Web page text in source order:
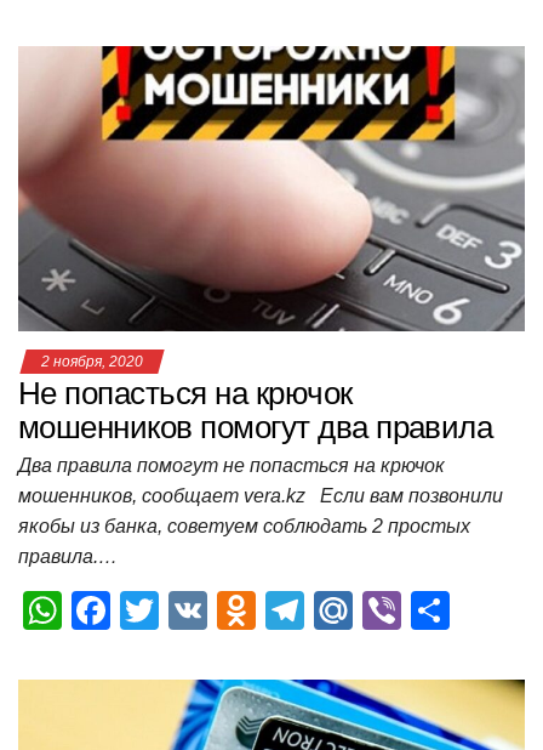
at
s
A
c
e
b
o
o
k
tt
er
n
o
kl
a
ss
ni
ki
e
gr
a
m
.R
u
er п
р
а
в
и
т
ь
2 ноября, 2020
Не попасться на крючок
мошенников помогут два правила
Два правила помогут не попасться на крючок
мошенников, сообщает vera.kz Если вам позвонили
якобы из банка, советуем соблюдать 2 простых
правила.…
W
at
F
c
T
tt
er
V
O
n
o
T
e
gr
M
.R
u
Vi
er п
р